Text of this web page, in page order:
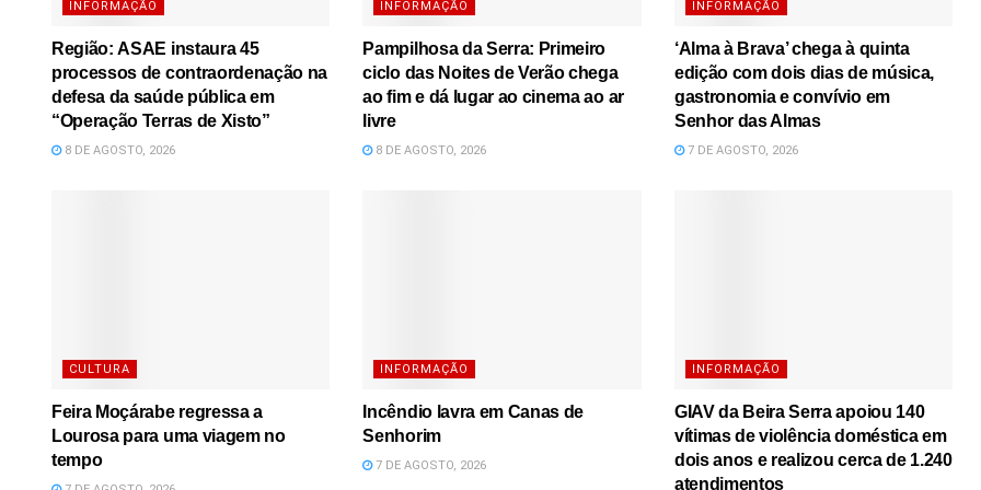
INFORMAÇÃO
Região: ASAE instaura 45
processos de contraordenação na
defesa da saúde pública em
“Operação Terras de Xisto”
8 DE AGOSTO, 2026
INFORMAÇÃO
Pampilhosa da Serra: Primeiro
ciclo das Noites de Verão chega
ao fim e dá lugar ao cinema ao ar
livre
8 DE AGOSTO, 2026
INFORMAÇÃO
‘Alma à Brava’ chega à quinta
edição com dois dias de música,
gastronomia e convívio em
Senhor das Almas
7 DE AGOSTO, 2026
CULTURA
Feira Moçárabe regressa a
Lourosa para uma viagem no
tempo
INFORMAÇÃO
Incêndio lavra em Canas de
Senhorim
7 DE AGOSTO, 2026
INFORMAÇÃO
GIAV da Beira Serra apoiou 140
vítimas de violência doméstica em
dois anos e realizou cerca de 1.240
atendimentos